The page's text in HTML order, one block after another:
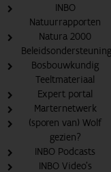
INBO
Natuurrapporten
Natura 2000
Beleidsondersteuning
Bosbouwkundig
Teeltmateriaal
Expert portal
Marternetwerk
(sporen van) Wolf
gezien?
INBO Podcasts
INBO Video's